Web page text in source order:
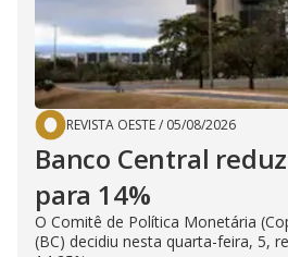
REVISTA OESTE/ 05/08/2026
Banco Central
para 14%
O Comitê de Política Monetária
(BC) decidiu nesta quarta-feira, 5,